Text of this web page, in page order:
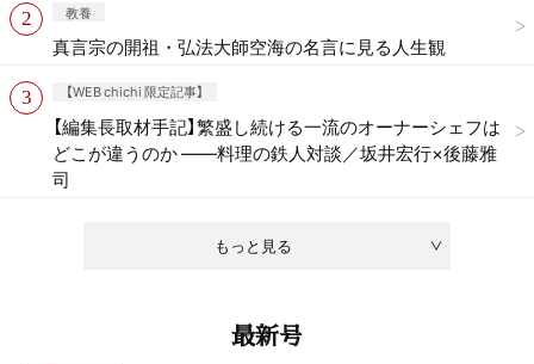
もっと見る
教養
真言宗の開祖・弘法大師空海の名言に見る人生観
【WEB chichi 限定記事】
【編集長取材手記】繁盛し続ける一流のオーナーシェフは
どこが違うのか ——料理の鉄人対談／坂井宏行×後藤雅
司
最新号